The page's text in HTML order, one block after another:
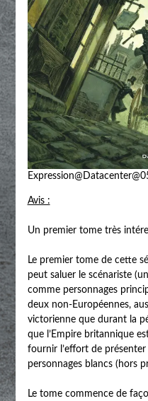
Avis :
Un premier tome très
Le premier tome de cette
peut saluer le scénariste
comme personnages
deux non-Européennes,
victorienne que durant la
que l’Empire britannique
fournir l’effort de
personnages blancs (hors
Le tome commence de